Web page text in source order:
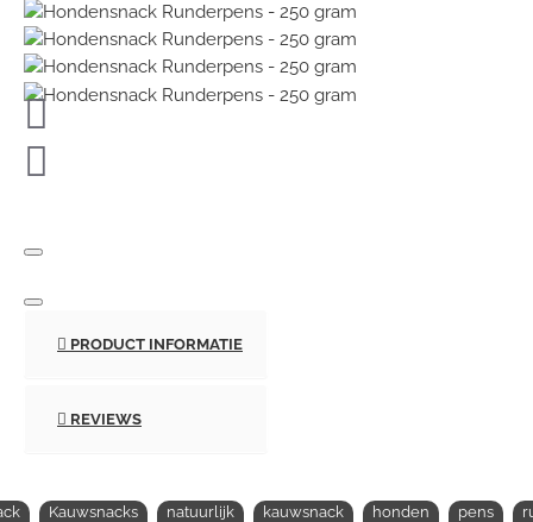
PRODUCT INFORMATIE
REVIEWS
Kauwsnacks natuurlijk
kauwsnack
honden
pens